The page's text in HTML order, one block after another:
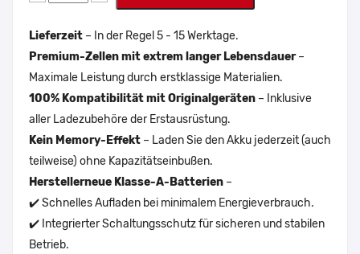
Lieferzeit – In der Regel 5 - 15 Werktage.
Premium-Zellen mit extrem langer Lebensdauer–
Maximale Leistung durch erstklassige Materialien.
100% Kompatibilität mit Originalgeräten – Inklusive
aller Ladezubehöre der Erstausrüstung.
Kein Memory-Effekt – Laden Sie den Akku jederzeit (auch
teilweise) ohne Kapazitätseinbußen.
Herstellerneue Klasse-A-Batterien –
✔️ Schnelles Aufladen bei minimalem Energieverbrauch.
✔️ Integrierter Schaltungsschutz für sicheren und stabilen
Betrieb.